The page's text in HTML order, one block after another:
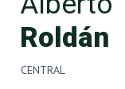
Roldán
CENTRAL